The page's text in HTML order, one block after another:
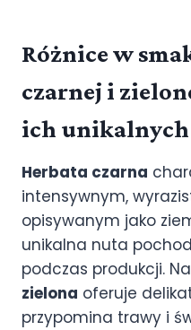
Różnice w
czarnej i
ich unikalnych
Herbata czarna
intensywnym,
opisywanym jako
unikalna nuta
podczas produkcji.
zielona oferuje
przypomina trawy i